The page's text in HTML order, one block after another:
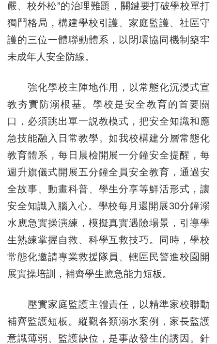
嚴、校外松”的治理難題，關鍵要打破學校單打
獨鬥格局，構建學校引護、家庭監護、社區守
護的三位一體聯動體系，以閉環協同機制築牢
未成年人安全防線。
強化學校主陣地作用，以常態化沉浸式宣
教夯實防溺根基。學校是安全教育的首要關
口，必須跳出單一説教模式，把安全知識和應
急技能融入日常教學。如我校構建分層常態化
教育體系，每日晨檢開展一分鐘安全提醒，每
週升旗儀式開展五分鐘全員安全教育，通過安
全故事、動畫科普、學生分享等鮮活形式，讓
安全知識入腦入心。學校每月還開展30分鐘溺
水應急實操演練，模擬真實遇險場景，引導學
生熟練掌握自救、科學互救技巧。同時，學校
常態化邀請專業救援隊員、轄區民警進校園開
展實操培訓，補齊學生應急能力短板。
壓實家庭監護主體責任，以精準家校聯動
補齊監護短板。縱觀各類溺水案例，家長監護
意識薄弱、監護缺位，是事故發生的誘因。針